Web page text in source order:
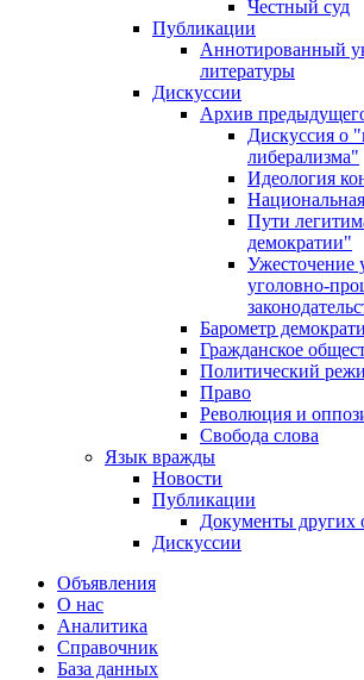
Честный суд
Публикации
Аннотированный
литературы
Дискуссии
Архив
Дискуссия о
либерализма"
Идеология
Пути
демократии"
Ужесточение
уголовно-
Барометр
Гражданское
Политический
Право
Революция и
Свобода слова
Язык вражды
Новости
Публикации
Документы других
Дискуссии
Объявления
О нас
Аналитика
Справочник
База данных